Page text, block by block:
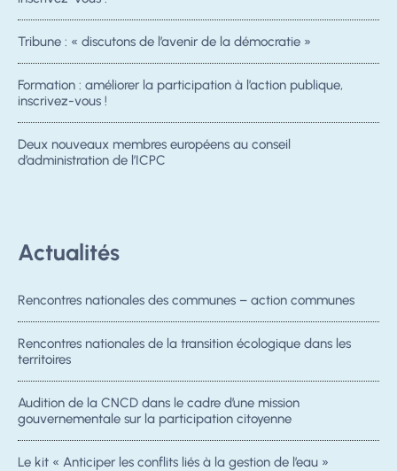
Tribune : « discutons de l’avenir de la démocratie »
Formation : améliorer la participation à l’action publique,
inscrivez-vous !
Deux nouveaux membres européens au conseil
d’administration de l’ICPC
Actualités
Rencontres nationales des communes – action communes
Rencontres nationales de la transition écologique dans les
territoires
Audition de la CNCD dans le cadre d’une mission
gouvernementale sur la participation citoyenne
Le kit « Anticiper les conflits liés à la gestion de l’eau »